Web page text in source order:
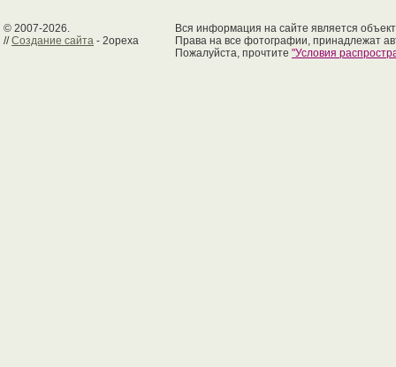
© 2007-2026.
//Создание сайта - 2opexa
Вся информация на сайте является
Права на все фотографии, принадлежат
Пожалуйста, прочтите "Условия